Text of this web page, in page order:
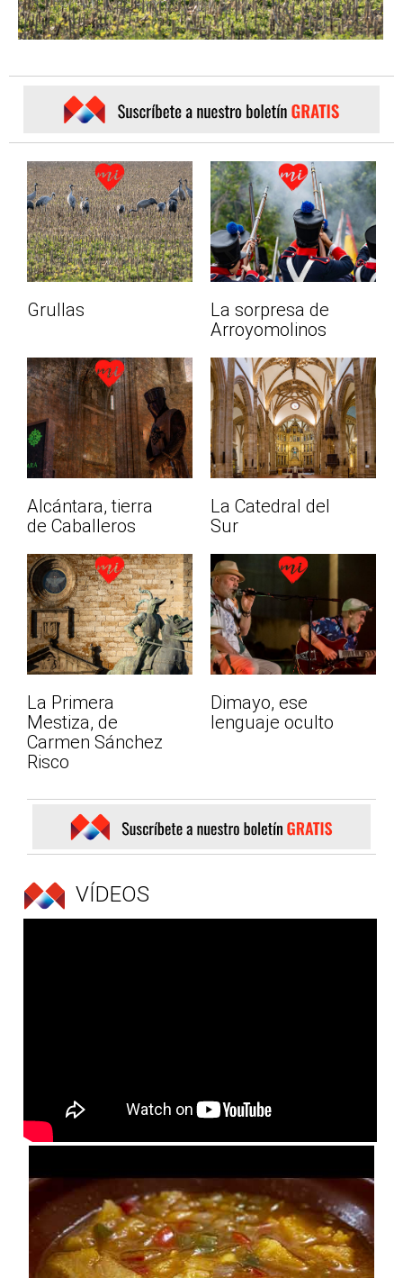
Grullas
La sorpresa de
Arroyomolinos
Alcántara, tierra
de Caballeros
La Catedral del
Sur
La Primera
Mestiza, de
Carmen Sánchez
Risco
Dimayo, ese
lenguaje oculto
VÍDEOS